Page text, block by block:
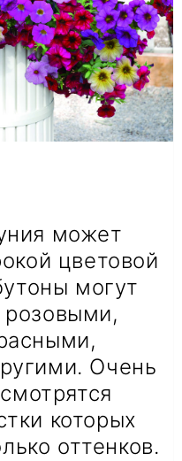
может
цветовой
могут
Очень
которых
оттенков.